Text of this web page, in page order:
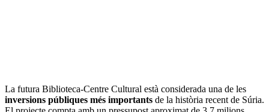
La futura Biblioteca-Centre Cultural està considerada una de les
inversions públiques més importants de la història recent de Súria.